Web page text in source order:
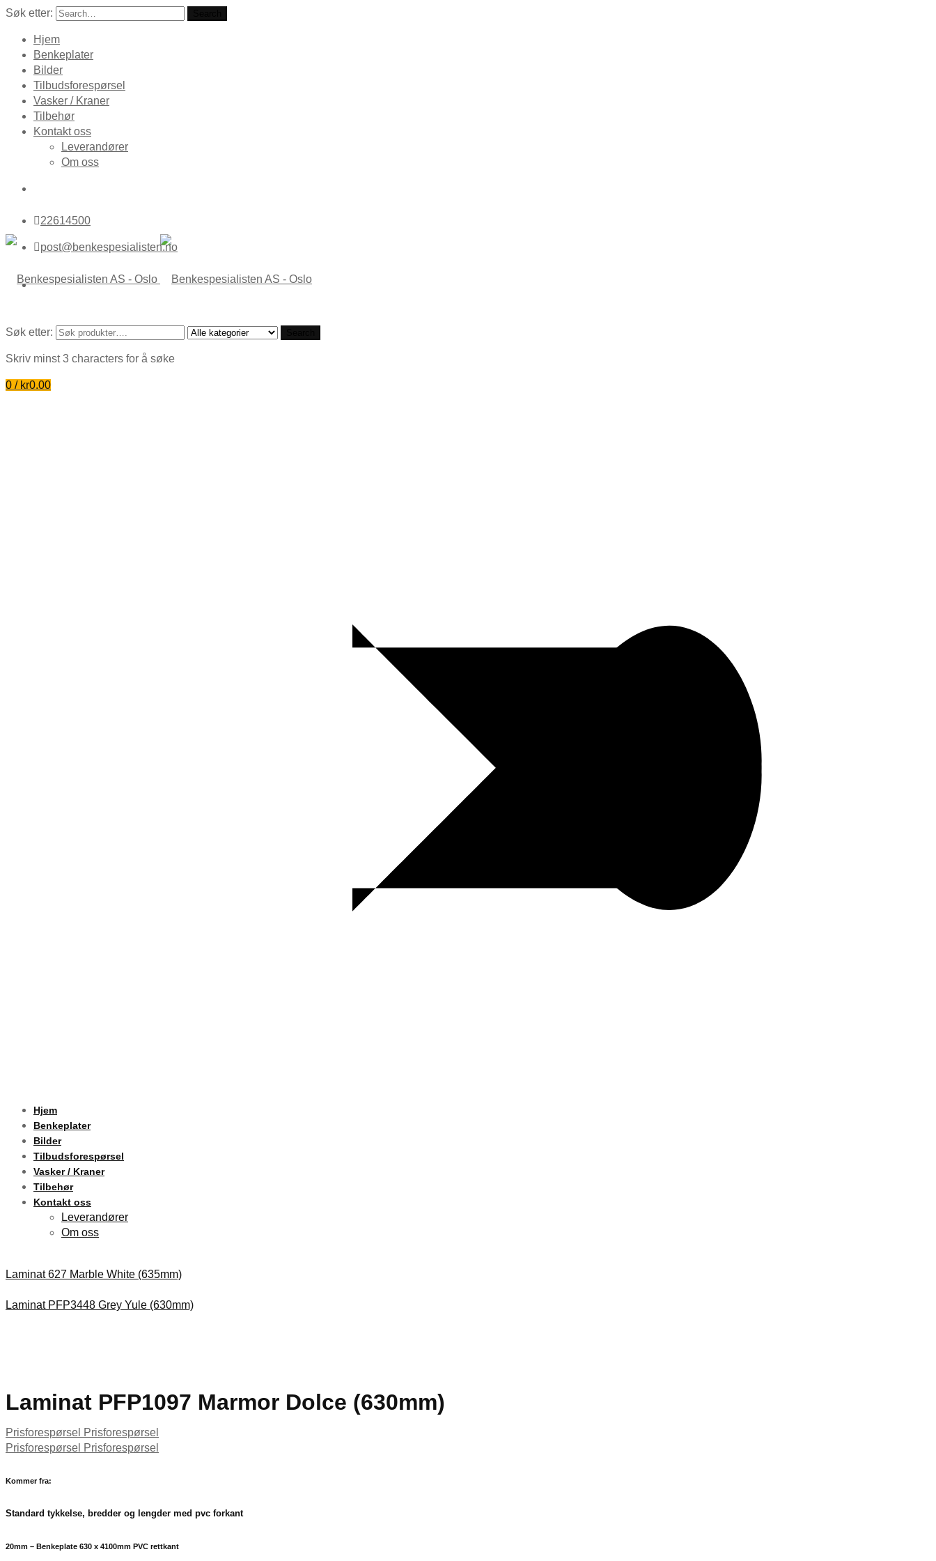
Søk etter:
Hjem
Benkeplater
Bilder
Tilbudsforespørsel
Vasker / Kraner
Tilbehør
Kontakt oss
Leverandører
Om oss
22614500
post@benkespesialisten.no
Søk etter:
Skriv minst 3 characters for å søke
0 / kr0.00
Hjem
Benkeplater
Bilder
Tilbudsforespørsel
Vasker / Kraner
Tilbehør
Kontakt oss
Leverandører
Om oss
Laminat 627 Marble White (635mm)
Laminat PFP3448 Grey Yule (630mm)
Laminat PFP1097 Marmor Dolce (630mm)
Prisforespørsel Prisforespørsel
Prisforespørsel Prisforespørsel
Kommer fra:
Standard tykkelse, bredder og lengder med pvc forkant
20mm – Benkeplate 630 x 4100mm PVC rettkant